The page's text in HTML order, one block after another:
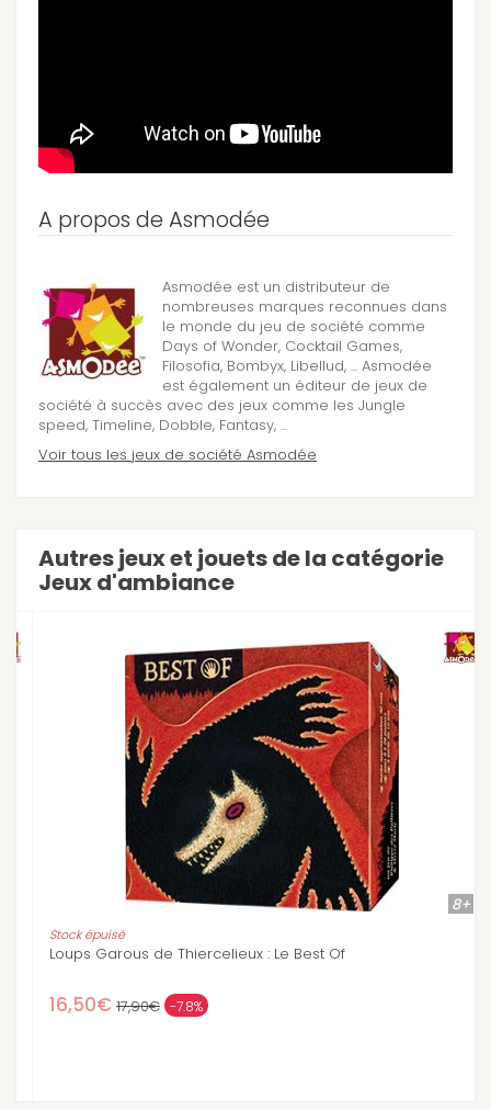
A propos de Asmodée
Asmodée est un distributeur de
nombreuses marques reconnues dans
le monde du jeu de société comme
Days of Wonder, Cocktail Games,
Filosofia, Bombyx, Libellud, ... Asmodée
est également un éditeur de jeux de
société à succès avec des jeux comme les Jungle
speed, Timeline, Dobble, Fantasy, ...
Voir tous les jeux de société Asmodée
Autres jeux et jouets de la catégorie
Jeux d'ambiance
8+
Stock épuisé
Loups Garous de Thiercelieux : Le Best Of
16,50€17,90€ -7.8%